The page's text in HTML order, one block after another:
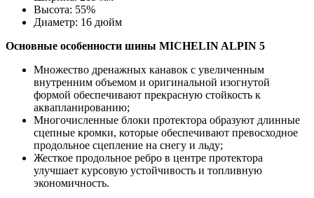
Высота: 55%
Диаметр: 16 дюйм
Основные особенности шины MICHELIN ALPIN 5
Множество дренажных канавок с увеличенным
внутренним объемом и оригинальной изогнутой
формой обеспечивают прекрасную стойкость к
аквапланированию;
Многочисленные блоки протектора образуют длинные
сцепные кромки, которые обеспечивают превосходное
продольное сцепление на снегу и льду;
Жесткое продольное ребро в центре протектора
улучшает курсовую устойчивость и топливную
экономичность.